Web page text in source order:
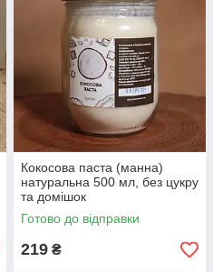
Кокосова паста (манна)
натуральна 500 мл, без цукру
та домішок
Готово до відправки
219 ₴